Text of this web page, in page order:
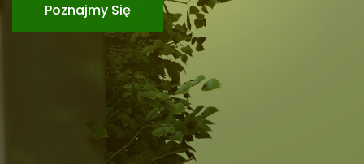
Poznajmy Się